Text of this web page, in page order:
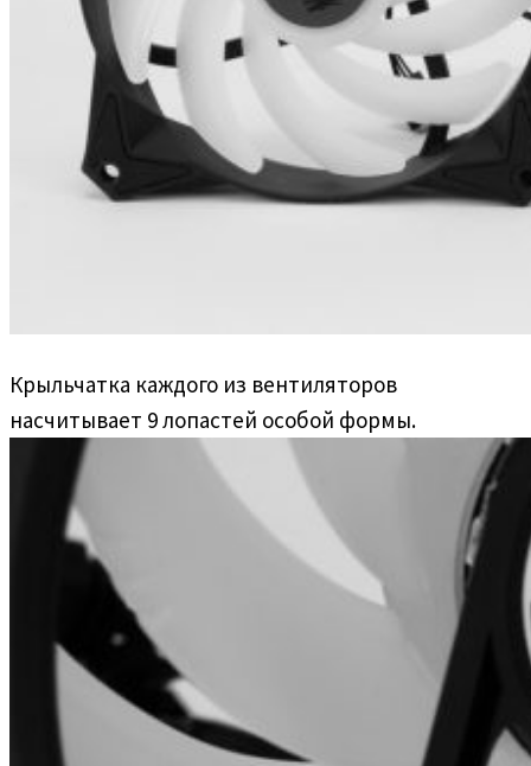
Крыльчатка каждого из вентиляторов
насчитывает 9 лопастей особой формы.